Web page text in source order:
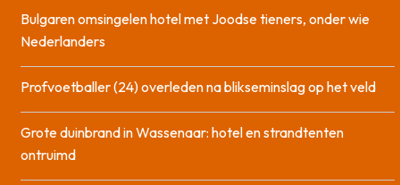
Bulgaren omsingelen hotel met Joodse tieners, onder wie
Nederlanders
Profvoetballer (24) overleden na blikseminslag op het veld
Grote duinbrand in Wassenaar: hotel en strandtenten
ontruimd